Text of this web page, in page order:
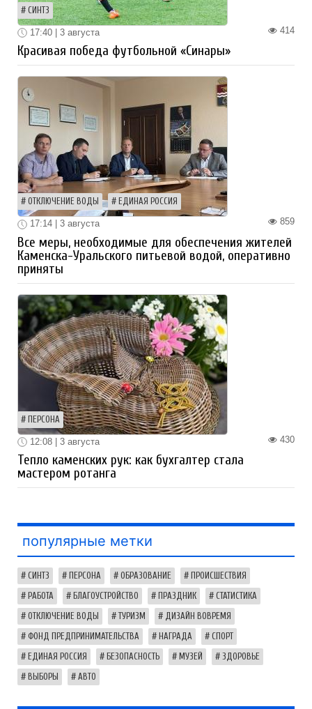
СИНТЗ
414
17:40 | 3 августа
Красивая победа футбольной «Синары»
ОТКЛЮЧЕНИЕ ВОДЫ ЕДИНАЯ РОССИЯ
859
17:14 | 3 августа
Все меры, необходимые для обеспечения жителей
Каменска-Уральского питьевой водой, оперативно
приняты
ПЕРСОНА
430
12:08 | 3 августа
Тепло каменских рук: как бухгалтер стала
мастером ротанга
популярные метки
СИНТЗ ПЕРСОНА ОБРАЗОВАНИЕ ПРОИСШЕСТВИЯ
РАБОТА БЛАГОУСТРОЙСТВО ПРАЗДНИК СТАТИСТИКА
ОТКЛЮЧЕНИЕ ВОДЫ ТУРИЗМ ДИЗАЙН ВОВРЕМЯ
ФОНД ПРЕДПРИНИМАТЕЛЬСТВА НАГРАДА СПОРТ
ЕДИНАЯ РОССИЯ БЕЗОПАСНОСТЬ МУЗЕЙ ЗДОРОВЬЕ
ВЫБОРЫ АВТО